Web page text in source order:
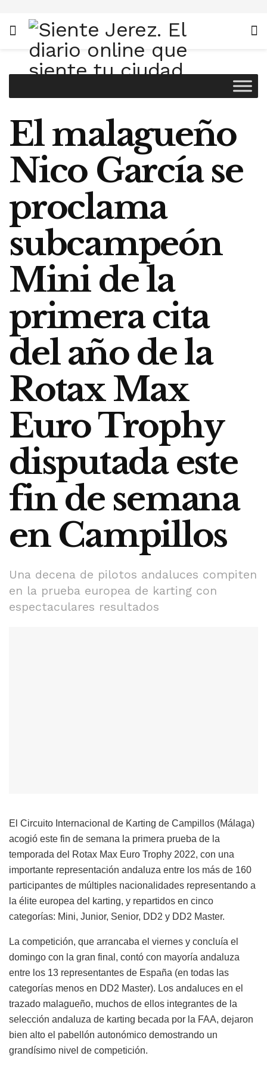
El malagueño
Nico García se
proclama
subcampeón
Mini de la
primera cita
del año de la
Rotax Max
Euro Trophy
disputada este
fin de semana
en Campillos
Una decena de pilotos andaluces compiten
en la prueba europea de karting con
espectaculares resultados
El Circuito Internacional de Karting de Campillos (Málaga)
acogió este fin de semana la primera prueba de la
temporada del Rotax Max Euro Trophy 2022, con una
importante representación andaluza entre los más de 160
participantes de múltiples nacionalidades representando a
la élite europea del karting, y repartidos en cinco
categorías: Mini, Junior, Senior, DD2 y DD2 Master.
La competición, que arrancaba el viernes y concluía el
domingo con la gran final, contó con mayoría andaluza
entre los 13 representantes de España (en todas las
categorías menos en DD2 Master). Los andaluces en el
trazado malagueño, muchos de ellos integrantes de la
selección andaluza de karting becada por la FAA, dejaron
bien alto el pabellón autonómico demostrando un
grandísimo nivel de competición.